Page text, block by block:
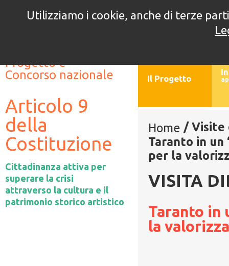
4°
Progetto e
Concorso nazionale
Articolo 9
della
Costituzione
Cittadinanza attiva per
superare la crisi
attraverso la cultura e il
patrimonio storico artistico
Il Progetto
Home /Visite
Taranto in un
per la
VISITA
Taranto in
la
Utilizziamo i cookie, anche di terze